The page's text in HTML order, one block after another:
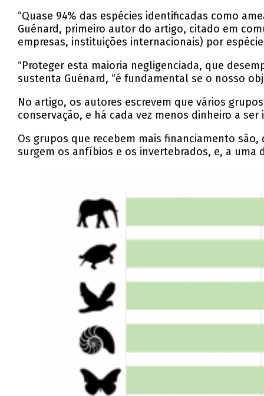
“Quase 94% das espécies identificadas como
Guénard, primeiro autor do artigo, citado em
empresas, instituições internacionais) por
“Proteger esta maioria negligenciada, que
sustenta Guénard, “é fundamental se o nosso
No artigo, os autores escrevem que vários
conservação, e há cada vez menos dinheiro a
Os grupos que recebem mais financiamento
surgem os anfíbios e os invertebrados, e, a